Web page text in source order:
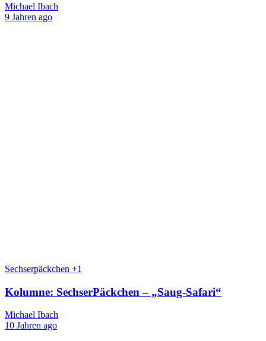
Michael Ibach
9 Jahren ago
Sechserpäckchen +1
Kolumne: SechserPäckchen – „Saug-Safari“
Michael Ibach
10 Jahren ago